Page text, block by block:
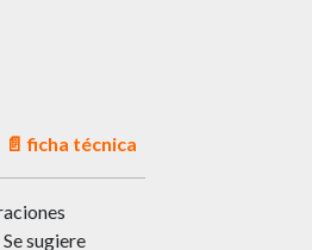
📄 ficha técnica
sugiere